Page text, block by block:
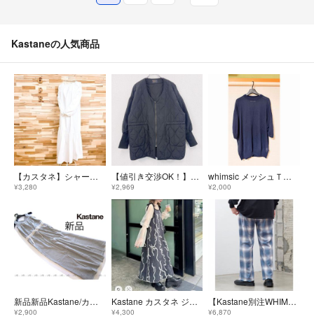
Kastaneの人気商品
【カスタネ】シャーリング スリーブ ロング ワンピース コットン長袖 白ホワイト
¥3,280
【値引き交渉OK！】Kastane カスタネ キルティングジャケット ノーカラージャケット ロングリブ 黒 ブラック 古着
¥2,969
whimsic メッシュＴシャツ
¥2,000
新品新品Kastane/カスタネ スウェットサロペット/GR
¥2,900
Kastane カスタネ ジャガードニットワンピース
¥4,300
【Kastane別注WHIMSIC】オンブレチェックイージーパンツ・フリーサイズ
¥6,870